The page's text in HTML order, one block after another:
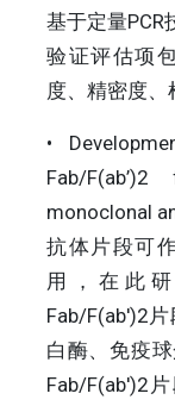
基于定量PCR
验证评估项
度、精密度、
•
Fab/
monoclonal
抗体片段可
用，在此
Fab/F(ab')2
白酶、免疫
Fab/F(ab')2